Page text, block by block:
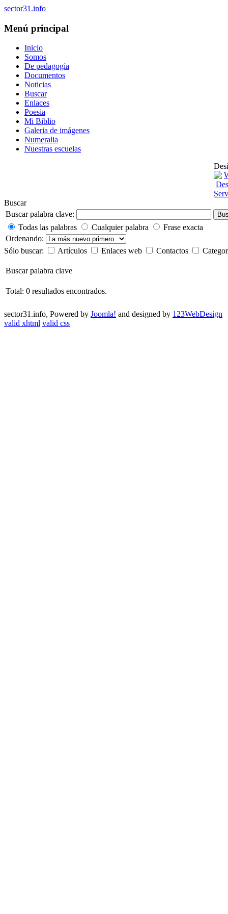
sector31.info
Menú principal
Inicio
Somos
De pedagogía
Documentos
Noticias
Buscar
Enlaces
Poesia
Mi Biblio
Galeria de imágenes
Numeralia
Nuestras escuelas
Buscar
Buscar palabra clave:
Todas las palabras Cualquier palabra
Frase exacta
Ordenando:
Sólo buscar:
Artículos Enlaces web Contactos
Buscar palabra clave
Total: 0 resultados encontrados.
sector31.info, Powered by Joomla! and designed by 123WebDesign
valid xhtml valid css